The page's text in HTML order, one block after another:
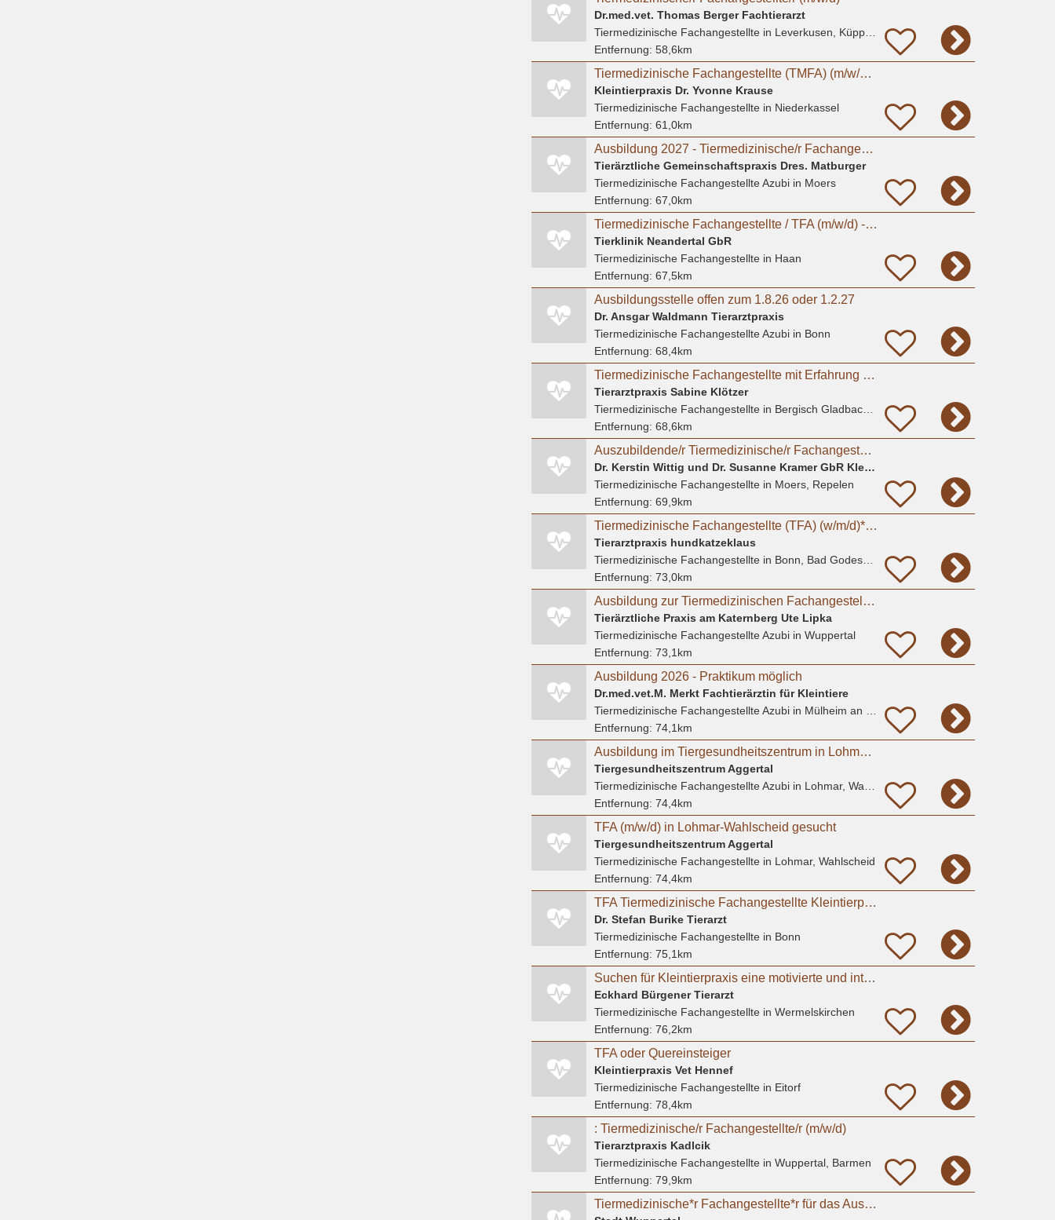
Dr.med.vet. Thomas Berger Fachtierarzt
Tiermedizinische Fachangestelltein Leverkusen, Küppersteg
Entfernung: 58,6km
Tiermedizinische Fachangestellte (TMFA) (m/w/d) in Voll- oder Teilzeit gesucht
Kleintierpraxis Dr. Yvonne Krause
Tiermedizinische Fachangestelltein Niederkassel
Entfernung: 61,0km
Ausbildung 2027 - Tiermedizinische/r Fachangestellte/r (m/w/d) # Praktikum möglich
Tierärztliche Gemeinschaftspraxis Dres. Matburger
Tiermedizinische Fachangestellte Azubiin Moers
Entfernung: 67,0km
Tiermedizinische Fachangestellte / TFA (m/w/d) - Haan (Düsseldorf)
Tierklinik Neandertal GbR
Tiermedizinische Fachangestelltein Haan
Entfernung: 67,5km
Ausbildungsstelle offen zum 1.8.26 oder 1.2.27
Dr. Ansgar Waldmann Tierarztpraxis
Tiermedizinische Fachangestellte Azubiin Bonn
Entfernung: 68,4km
Tiermedizinische Fachangestellte mit Erfahrung (m/w/d)
Tierarztpraxis Sabine Klötzer
Tiermedizinische Fachangestelltein Bergisch Gladbach, Bensberg
Entfernung: 68,6km
Auszubildende/r Tiermedizinische/r Fachangestellte/r (m/w/d)
Dr. Kerstin Wittig und Dr. Susanne Kramer GbR Kleintierpraxis
Tiermedizinische Fachangestelltein Moers, Repelen
Entfernung: 69,9km
Tiermedizinische Fachangestellte (TFA) (w/m/d)** in Voll- oder Teilzeit für sofort gesucht
Tierarztpraxis hundkatzeklaus
Tiermedizinische Fachangestelltein Bonn, Bad Godesberg
Entfernung: 73,0km
Ausbildung zur Tiermedizinischen Fachangestellten (m/w/d)
Tierärztliche Praxis am Katernberg Ute Lipka
Tiermedizinische Fachangestellte Azubiin Wuppertal
Entfernung: 73,1km
Ausbildung 2026 - Praktikum möglich
Dr.med.vet.M. Merkt Fachtierärztin für Kleintiere
Tiermedizinische Fachangestellte Azubiin Mülheim an der Ruhr
Entfernung: 74,1km
Ausbildung im Tiergesundheitszentrum in Lohmar m/w/d
Tiergesundheitszentrum Aggertal
Tiermedizinische Fachangestellte Azubiin Lohmar, Wahlscheid
Entfernung: 74,4km
TFA (m/w/d) in Lohmar-Wahlscheid gesucht
Tiergesundheitszentrum Aggertal
Tiermedizinische Fachangestelltein Lohmar, Wahlscheid
Entfernung: 74,4km
TFA Tiermedizinische Fachangestellte Kleintierpraxis in Bonn
Dr. Stefan Burike Tierarzt
Tiermedizinische Fachangestelltein Bonn
Entfernung: 75,1km
Suchen für Kleintierpraxis eine motivierte und interessierte Auszubildende
Eckhard Bürgener Tierarzt
Tiermedizinische Fachangestelltein Wermelskirchen
Entfernung: 76,2km
TFA oder Quereinsteiger
Kleintierpraxis Vet Hennef
Tiermedizinische Fachangestelltein Eitorf
Entfernung: 78,4km
: Tiermedizinische/r Fachangestellte/r (m/w/d)
Tierarztpraxis Kadlcik
Tiermedizinische Fachangestelltein Wuppertal, Barmen
Entfernung: 79,9km
Tiermedizinische*r Fachangestellte*r für das Ausbildungsjahr 2026